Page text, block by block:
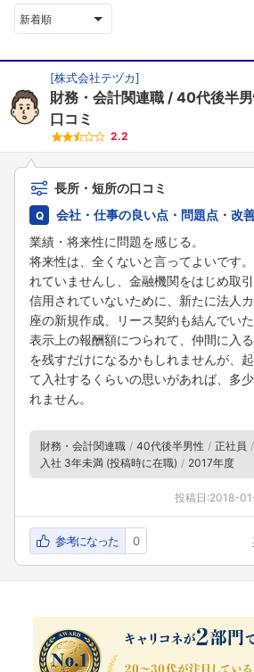
新着順
[株式会社テヅカ]
財務・会計関連職 40代後半
口コミ
2.2
長所・短所の口コミ
会社・仕事の良い点・問題点・改
業績・将来性に問題を感じる。
将来性は、全くないと言ってよいです
れていませんし、金融機関をはじめ取
信用されていないために、新たに法人
座の新規作成、リース契約も結んでい
表示上の報酬額につられて、仲間に入
を残すだけになるかもしれませんが、
て入社するくらいの思いがあれば、多
れません。
財務・会計関連職 40代後半男性 正社員
入社 3年未満 (投稿時に在職)
2017年度
投稿日:2018-
参考になった 0